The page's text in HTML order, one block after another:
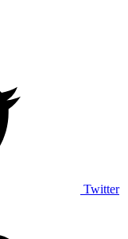
Twitter